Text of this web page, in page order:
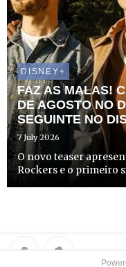
DISNEY+
FAZ AS MALAS!
DE AGOSTO NO
SEGUINTE NO
7 July 2026
O novo teaser
Rockers e o primeiro